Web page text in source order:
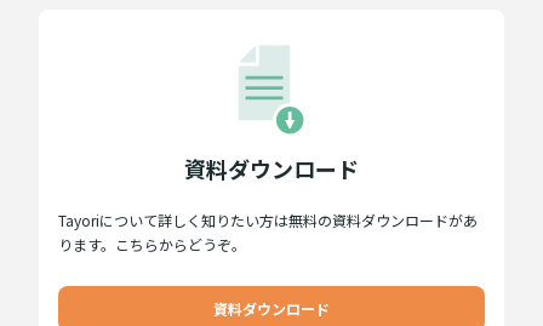
資料ダウンロード
Tayoriについて詳しく知りたい方は無料の資料ダウンロードがあ
ります。こちらからどうぞ。
資料ダウンロード